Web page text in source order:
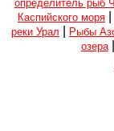
определитель рыб
Каспийского моря
реки Урал
Рыбы
озера|